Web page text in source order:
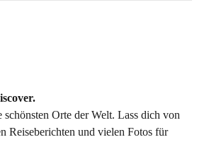
schönsten Orte der Welt. Lass dich von
Reiseberichten und vielen Fotos für